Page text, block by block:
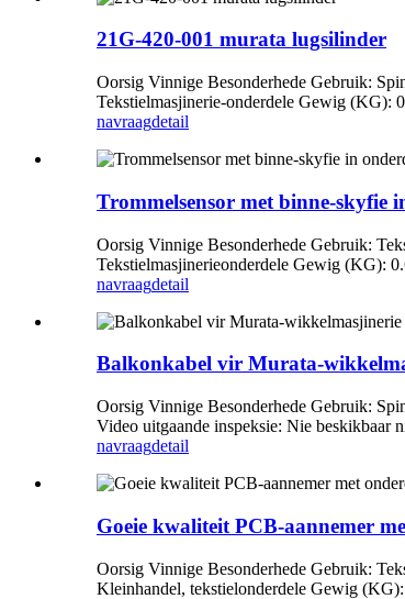
21G-420-001 murata lugsilinder
Oorsig Vinnige Besonderhede Gebruik:
Tekstielmasjinerie-onderdele Gewig (KG):
navraagdetail
Trommelsensor met binne-skyfie
Oorsig Vinnige Besonderhede Gebruik:
Tekstielmasjinerieonderdele Gewig (KG):
navraagdetail
Balkonkabel vir Murata-
Oorsig Vinnige Besonderhede Gebruik:
Video uitgaande inspeksie: Nie beskikbaar
navraagdetail
Goeie kwaliteit PCB-aannemer
Oorsig Vinnige Besonderhede Gebruik:
Kleinhandel, tekstielonderdele Gewig